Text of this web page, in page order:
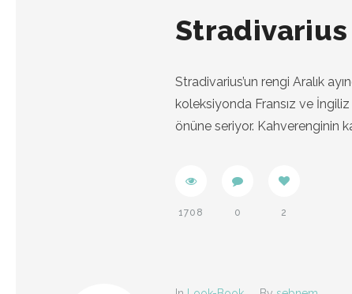
Stradivarius
Stradivarius’un rengi Aralık
koleksiyonda Fransız ve İngiliz
önüne seriyor. Kahverenginin
1708 0 2